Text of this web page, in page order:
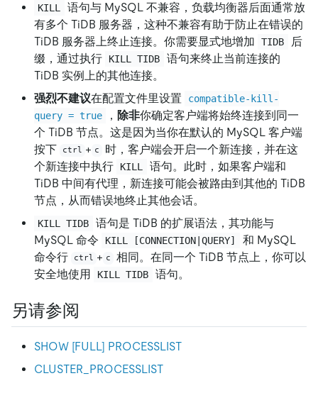
KILL
语句与 MySQL 不兼容，负载均衡器后面通常放
有多个 TiDB 服务器，这种不兼容有助于防止在错误的
TiDB 服务器上终止连接。你需要显式地增加
TIDB
后
缀，通过执行
KILL TIDB
语句来终止当前连接的
TiDB 实例上的其他连接。
强烈不建议在配置文件里设置
compatible-kill-
query = true
， 除非你确定客户端将始终连接到同一
个 TiDB 节点。这是因为当你在默认的 MySQL 客户端
按下
ctrl + c
时，客户端会开启一个新连接，并在这
个新连接中执行
KILL
语句。此时，如果客户端和
TiDB 中间有代理，新连接可能会被路由到其他的 TiDB
节点，从而错误地终止其他会话。
KILL TIDB
语句是 TiDB 的扩展语法，其功能与
MySQL 命令
KILL [CONNECTION|QUERY]
和 MySQL
命令行
ctrl + c
相同。在同一个 TiDB 节点上，你可以
安全地使用
KILL TIDB 语句。
另请参阅
SHOW [FULL] PROCESSLIST
CLUSTER_PROCESSLIST